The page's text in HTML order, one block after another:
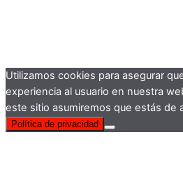
Utilizamos cookies para asegurar
experiencia al usuario en nuestra
este sitio asumiremos que estás de
Política de privacidad